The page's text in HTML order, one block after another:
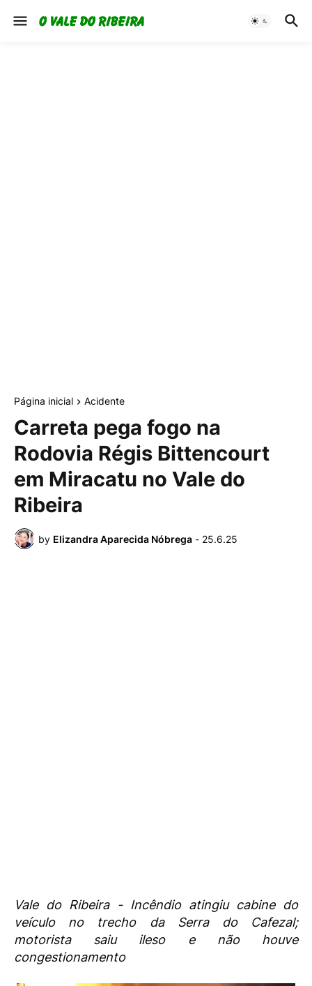
Página inicial Acidente
Carreta pega fogo na
Rodovia Régis Bittencourt
em Miracatu no Vale do
Ribeira
by Elizandra Aparecida Nóbrega - 25.6.25
Vale do Ribeira - Incêndio atingiu cabine do
veículo no trecho da Serra do Cafezal;
motorista saiu ileso e não houve
congestionamento